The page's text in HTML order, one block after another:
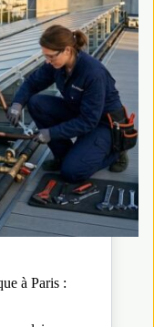
à Paris :